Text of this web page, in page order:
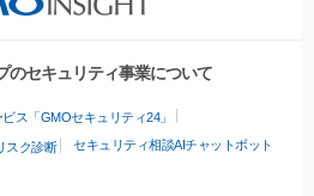
のセキュリティ事業について
ス「GMOセキュリティ24」
スク診断 セキュリティ相談AIチャットボット